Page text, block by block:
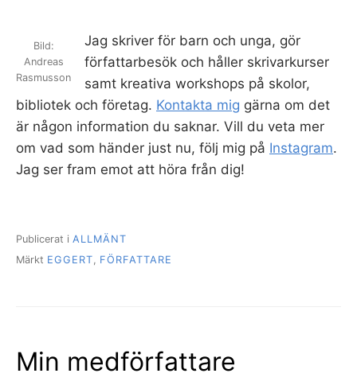
Bild:
Andreas
Rasmusson
Jag skriver för barn och unga, gör
författarbesök och håller skrivarkurser
samt kreativa workshops på skolor,
bibliotek och företag. Kontakta mig gärna om det
är någon information du saknar. Vill du veta mer
om vad som händer just nu, följ mig på Instagram.
Jag ser fram emot att höra från dig!
Publicerat i ALLMÄNT
Märkt EGGERT, FÖRFATTARE
Min medförfattare